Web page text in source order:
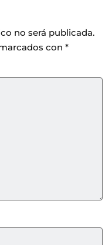
no será publicada.
con *